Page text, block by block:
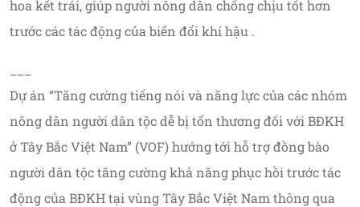
hoa kết trái, giúp người nông dân chống chịu tốt hơn
trước các tác động của biến đổi khí hậu .
Dự án “Tăng cường tiếng nói và năng lực của các nhóm
nông dân người dân tộc dễ bị tổn thương đối với BĐKH
ở Tây Bắc Việt Nam” (VOF) hướng tới hỗ trợ đồng bào
người dân tộc tăng cường khả năng phục hồi trước tác
động của BĐKH tại vùng Tây Bắc Việt Nam thông qua